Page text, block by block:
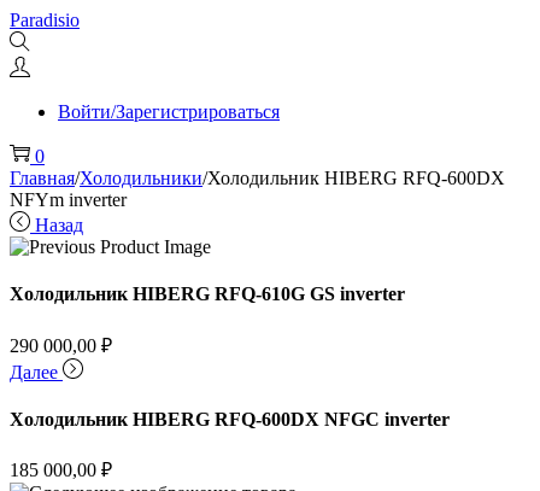
Перейти
к
навигации
Перейти
к
содержимому
Paradisio
Войти/Зарегистрироваться
0
Главная/Холодильники/Холодильник HIBERG RFQ-600DX
NFYm inverter
Назад
Холодильник HIBERG RFQ-610G GS inverter
290 000,00 ₽
Далее
Холодильник HIBERG RFQ-600DX NFGС inverter
185 000,00 ₽